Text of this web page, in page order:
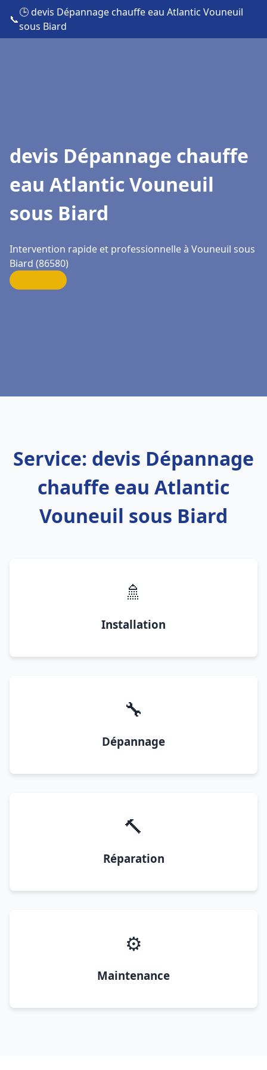
📞
🕒 devis Dépannage chauffe eau Atlantic Vouneuil
sous Biard
devis Dépannage chauffe
eau Atlantic Vouneuil
sous Biard
Intervention rapide et professionnelle à Vouneuil sous
Biard (86580)
Service: devis Dépannage
chauffe eau Atlantic
Vouneuil sous Biard
🚿
Installation
🔧
Dépannage
🔨
Réparation
⚙️
Maintenance